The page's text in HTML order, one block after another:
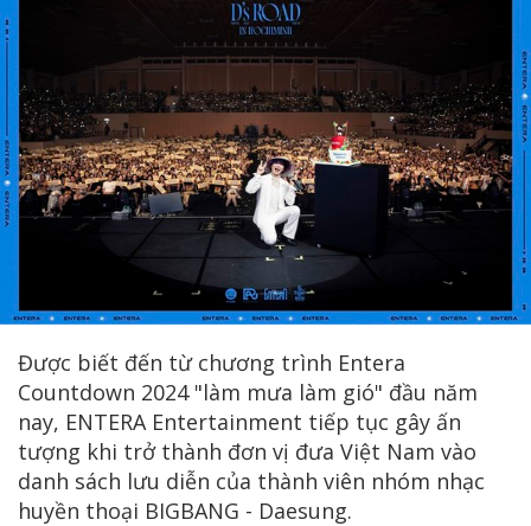
Được biết đến từ chương trình Entera
Countdown 2024 "làm mưa làm gió" đầu năm
nay, ENTERA Entertainment tiếp tục gây ấn
tượng khi trở thành đơn vị đưa Việt Nam vào
danh sách lưu diễn của thành viên nhóm nhạc
huyền thoại BIGBANG - Daesung.